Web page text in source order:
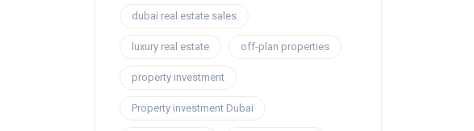
dubai real estate sales
luxury real estate off-plan properties
property investment
Property investment Dubai